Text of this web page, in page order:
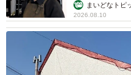
まいどなトピ
2026.08.10